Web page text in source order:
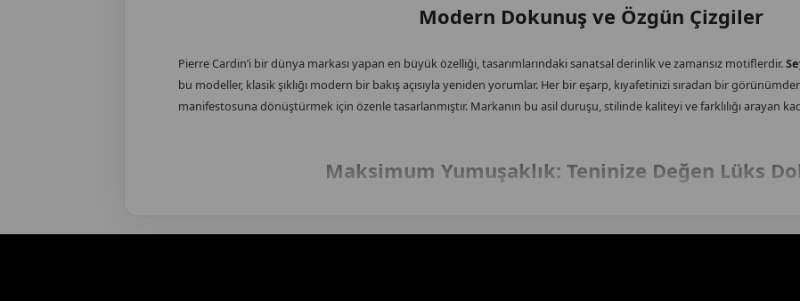
Modern Dokunuş ve Özgün Çizgiler
Pierre Cardin’i bir dünya markası yapan en büyük özelliği, tasarımlarındaki sanatsal derinlik ve zamansız motiflerdir.
bu modeller, klasik şıklığı modern bir bakış açısıyla yeniden yorumlar. Her bir eşarp, kıyafetinizi sıradan bir
manifestosuna dönüştürmek için özenle tasarlanmıştır. Markanın bu asil duruşu, stilinde kaliteyi ve farklılığı arayan
Maksimum Yumuşaklık: Teninize Değen Lüks
benzersiz yumuşaklık, gün boyu süren bir ferahlık ve hafiflik sunar. Başta ağırlık yapmayan, kayma direnci yüksek ve